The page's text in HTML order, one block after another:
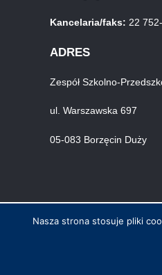
Kancelaria/faks: 22
ADRES
Zespół Szkolno-
ul. Warszawska 697
05-083 Borzęcin Duży
© Wszystkie prawa
Nasza strona stosuje pliki